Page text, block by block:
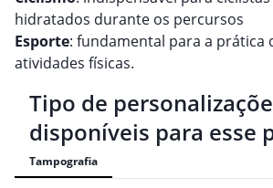
hidratados durante os percursos
Esporte: fundamental para a prática
atividades físicas.
Tipo de
disponíveis para esse
Tampografia